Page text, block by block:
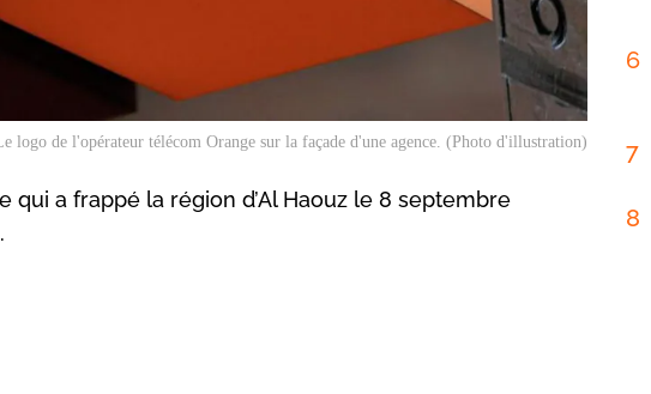
logo de l'opérateur télécom Orange sur la façade d'une agence. (Photo d'illustration)
a frappé la région d’Al Haouz le 8 septembre
6
7
8